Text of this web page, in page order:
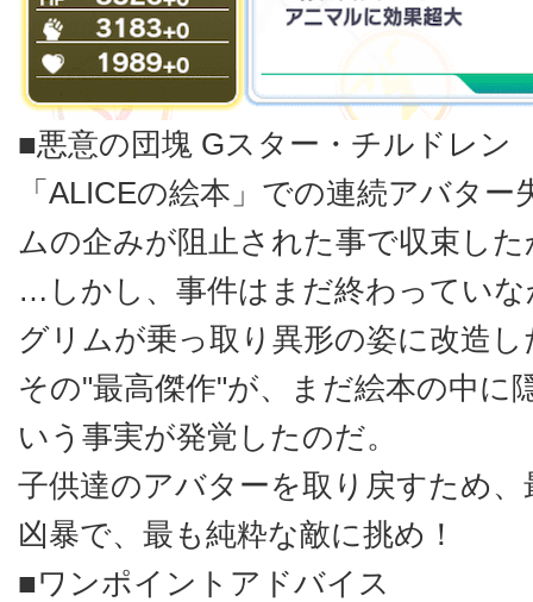
■悪意の団塊 Gスター・チルドレン
「ALICEの絵本」での連続アバター
ムの企みが阻止された事で収束し
…しかし、事件はまだ終わってい
グリムが乗っ取り異形の姿に改造し
その"最高傑作"が、まだ絵本の中に
いう事実が発覚したのだ。
子供達のアバターを取り戻すため
凶暴で、最も純粋な敵に挑め！
■ワンポイントアドバイス